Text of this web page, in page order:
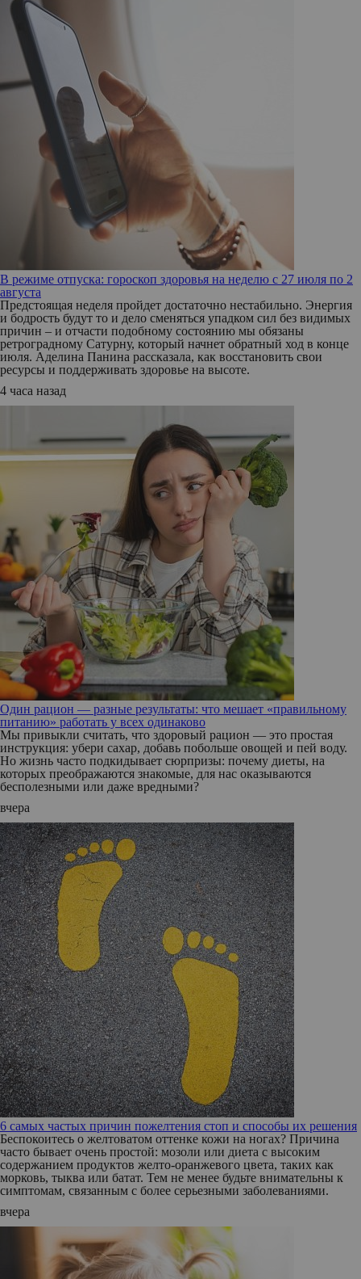
В режиме отпуска: гороскоп здоровья на неделю с 27 июля по 2
августа
Предстоящая неделя пройдет достаточно нестабильно. Энергия
и бодрость будут то и дело сменяться упадком сил без видимых
причин – и отчасти подобному состоянию мы обязаны
ретроградному Сатурну, который начнет обратный ход в конце
июля. Аделина Панина рассказала, как восстановить свои
ресурсы и поддерживать здоровье на высоте.
4 часа назад
Один рацион — разные результаты: что мешает «правильному
питанию» работать у всех одинаково
Мы привыкли считать, что здоровый рацион — это простая
инструкция: убери сахар, добавь побольше овощей и пей воду.
Но жизнь часто подкидывает сюрпризы: почему диеты, на
которых преображаются знакомые, для нас оказываются
бесполезными или даже вредными?
вчера
6 самых частых причин пожелтения стоп и способы их решения
Беспокоитесь о желтоватом оттенке кожи на ногах? Причина
часто бывает очень простой: мозоли или диета с высоким
содержанием продуктов желто-оранжевого цвета, таких как
морковь, тыква или батат. Тем не менее будьте внимательны к
симптомам, связанным с более серьезными заболеваниями.
вчера